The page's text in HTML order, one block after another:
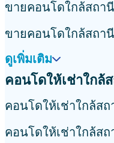
ขายคอนโดใกล้สถา
ขายคอนโดใกล้สถา
ดูเพิ่มเติม
คอนโดให้เช่าใกล้
คอนโดให้เช่าใกล้ส
คอนโดให้เช่าใกล้ส